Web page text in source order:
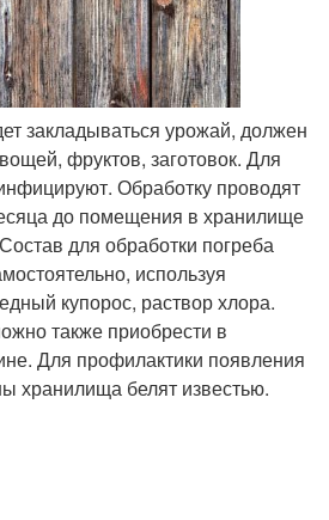
закладываться урожай, должен
фруктов, заготовок. Для
Обработку проводят
до помещения в хранилище
для обработки погреба
используя
купорос, раствор хлора.
также приобрести в
Для профилактики появления
хранилища белят известью.